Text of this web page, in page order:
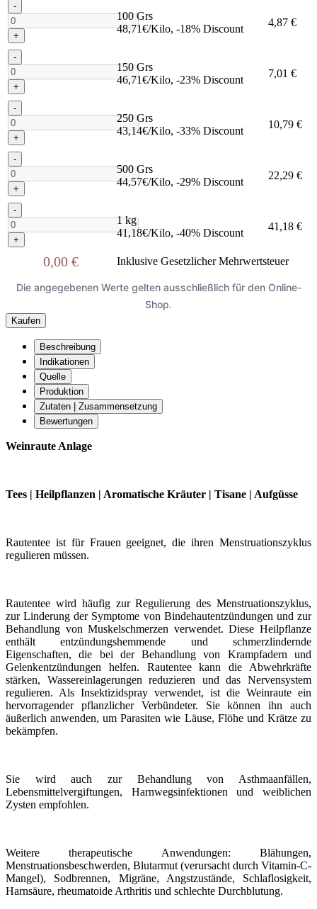
-
+
100 Grs
48,71€/Kilo, -18% Discount
4,87 €
-
+
150 Grs
46,71€/Kilo, -23% Discount
7,01 €
-
+
250 Grs
43,14€/Kilo, -33% Discount
10,79 €
-
+
500 Grs
44,57€/Kilo, -29% Discount
22,29 €
-
+
1 kg
41,18€/Kilo, -40% Discount
41,18 €
0,00 € Inklusive Gesetzlicher Mehrwertsteuer
Die angegebenen Werte gelten ausschließlich für den Online-
Shop.
Kaufen
Beschreibung
Indikationen
Quelle
Produktion
Zutaten | Zusammensetzung
Bewertungen
Weinraute Anlage
Tees | Heilpflanzen | Aromatische Kräuter | Tisane | Aufgüsse
Rautentee ist für Frauen geeignet, die ihren Menstruationszyklus
regulieren müssen.
Rautentee wird häufig zur Regulierung des Menstruationszyklus,
zur Linderung der Symptome von Bindehautentzündungen und zur
Behandlung von Muskelschmerzen verwendet. Diese Heilpflanze
enthält entzündungshemmende und schmerzlindernde
Eigenschaften, die bei der Behandlung von Krampfadern und
Gelenkentzündungen helfen. Rautentee kann die Abwehrkräfte
stärken, Wassereinlagerungen reduzieren und das Nervensystem
regulieren. Als Insektizidspray verwendet, ist die Weinraute ein
hervorragender pflanzlicher Verbündeter. Sie können ihn auch
äußerlich anwenden, um Parasiten wie Läuse, Flöhe und Krätze zu
bekämpfen.
Sie wird auch zur Behandlung von Asthmaanfällen,
Lebensmittelvergiftungen, Harnwegsinfektionen und weiblichen
Zysten empfohlen.
Weitere therapeutische Anwendungen: Blähungen,
Menstruationsbeschwerden, Blutarmut (verursacht durch Vitamin-C-
Mangel), Sodbrennen, Migräne, Angstzustände, Schlaflosigkeit,
Harnsäure, rheumatoide Arthritis und schlechte Durchblutung.